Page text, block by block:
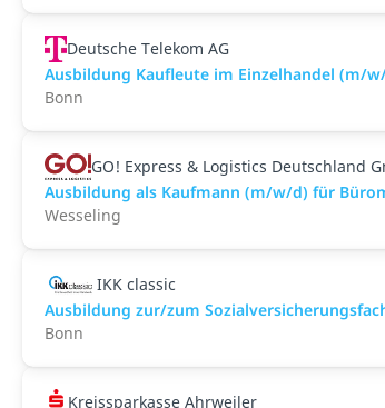
Deutsche Telekom AG
Ausbildung Kaufleute im Einzelhandel (m/
Bonn
GO! Express & Logistics Deutschland
Ausbildung als Kaufmann (m/w/d) für
Wesseling
IKK classic
Aus­bild­ung zur/zum
Bonn
Kreissparkasse Ahrweiler